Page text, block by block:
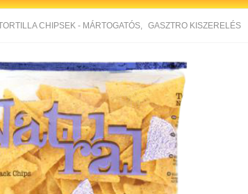
CHIPSEK - MÁRTOGATÓS GASZTRO KISZERELÉS